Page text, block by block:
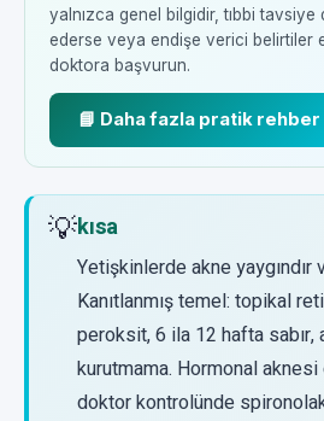
yalnızca genel bilgidir, tıbbi
ederse veya endişe verici belirtiler
doktora başvurun.
📘 Daha fazla pratik rehber
💡kısa
Yetişkinlerde akne
Kanıtlanmış temel: topikal
peroksit, 6 ila 12 hafta sabır,
kurutmama. Hormonal aknesi
doktor kontrolünde